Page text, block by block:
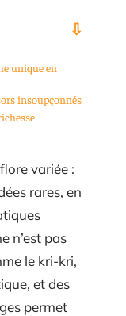
unique en
insoupçonnés
variée :
rares, en
n’est pas
le kri-kri,
et des
permet